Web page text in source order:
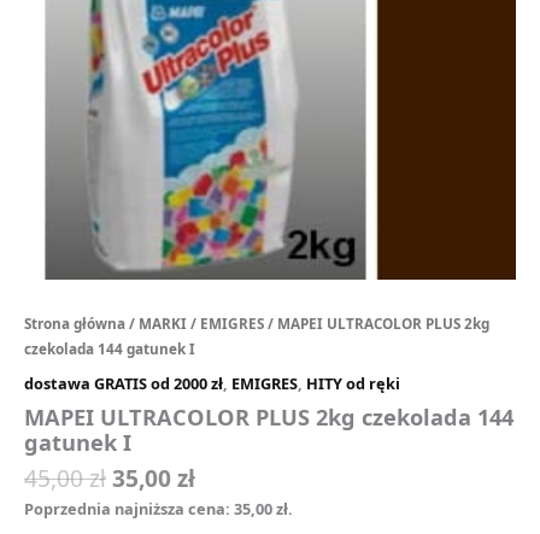
Strona główna/ MARKI/ EMIGRES/ MAPEI ULTRACOLOR PLUS 2kg
czekolada 144 gatunek I
dostawa GRATIS od 2000 zł EMIGRES HITY od ręki
MAPEI ULTRACOLOR PLUS 2kg czekolada 144
gatunek I
45,00zł35,00zł
Poprzednia najniższa cena: 35,00zł.